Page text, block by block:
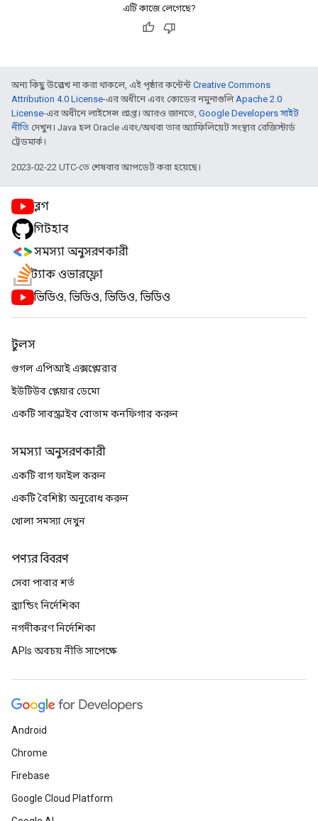
এটি কাজে লেগেছে?
অন্য কিছু উল্লেখ না করা থাকলে, এই পৃষ্ঠার কন্টেন্ট Creative Commons
Attribution 4.0 License-এর অধীনে এবং কোডের নমুনাগুলিApache 2.0
License-এর অধীনে লাইসেন্স প্রাপ্ত। আরও জানতে, Google Developers সাইট
নীতি দেখুন। Java হল Oracle এবং/অথবা তার অ্যাফিলিয়েট সংস্থার রেজিস্টার্ড
ট্রেডমার্ক।
2023-02-22 UTC-তে শেষবার আপডেট করা হয়েছে।
ব্লগ
গিটহাব
সমস্যা অনুসরণকারী
স্ট্যাক ওভারফ্লো
ভিডিও, ভিডিও, ভিডিও, ভিডিও
টুলস
গুগল এপিআই এক্সপ্লোরার
ইউটিউব প্লেয়ার ডেমো
একটি সাবস্ক্রাইব বোতাম কনফিগার করুন
সমস্যা অনুসরণকারী
একটি বাগ ফাইল করুন
একটি বৈশিষ্ট্য অনুরোধ করুন
খোলা সমস্যা দেখুন
পণ্যর বিবরণ
সেবা পাবার শর্ত
ব্র্যান্ডিং নির্দেশিকা
নগদীকরণ নির্দেশিকা
APIs অবচয় নীতি সাপেক্ষে
Android
Chrome
Firebase
Google Cloud Platform